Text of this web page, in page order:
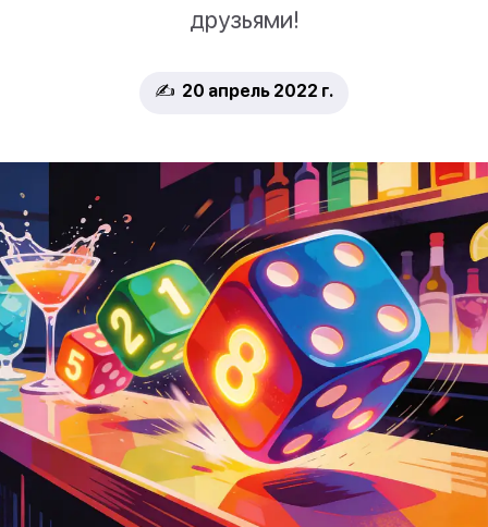
друзьями!
✍️ 20 апрель 2022 г.